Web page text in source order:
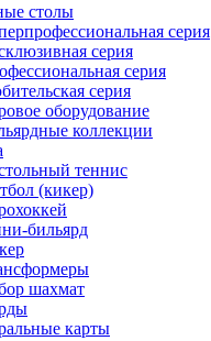
столы
серия
серия
серия
серия
оборудование
коллекции
теннис
(кикер)
бильярд
шахмат
карты